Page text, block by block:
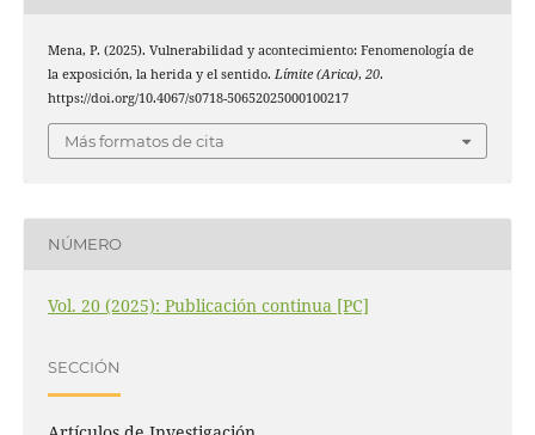
Mena, P. (2025). Vulnerabilidad y acontecimiento: Fenomenología de
la exposición, la herida y el sentido. Límite (Arica), 20.
https://doi.org/10.4067/s0718-50652025000100217
Más formatos de cita
NÚMERO
Vol. 20 (2025): Publicación continua [PC]
SECCIÓN